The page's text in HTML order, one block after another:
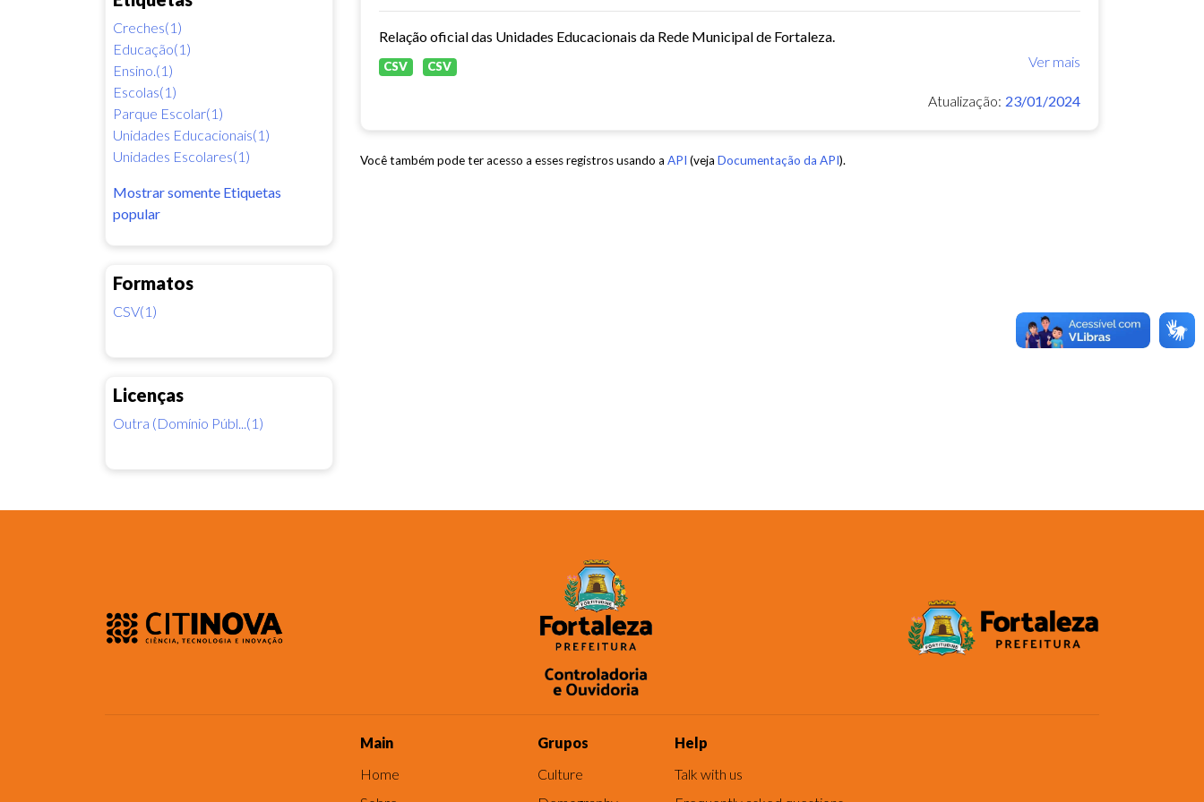
Creches(1)
Educação(1)
Ensino.(1)
Escolas(1)
Parque Escolar(1)
Unidades Educacionais(1)
Unidades Escolares(1)
Mostrar somente Etiquetas
popular
Formatos
CSV(1)
Licenças
Outra (Domínio Públ...(1)
Relação oficial das Unidades Educacionais da Rede Municipal de Fortaleza.
Ver mais
CSV CSV
Atualização: 23/01/2024
Você também pode ter acesso a esses registros usando a API (veja Documentação da API).
Main
Home
Grupos
Culture
Help
Talk with us